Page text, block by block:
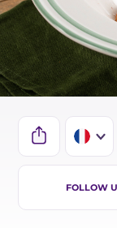
IT
FOLLOW